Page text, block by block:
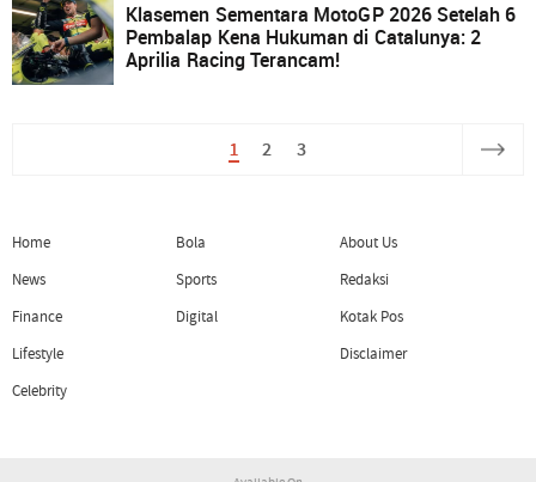
Klasemen Sementara MotoGP 2026 Setelah 6
Pembalap Kena Hukuman di Catalunya: 2
Aprilia Racing Terancam!
1 2 3
Home
News
Finance
Lifestyle
Celebrity
Bola
Sports
Digital
About Us
Redaksi
Kotak Pos
Disclaimer